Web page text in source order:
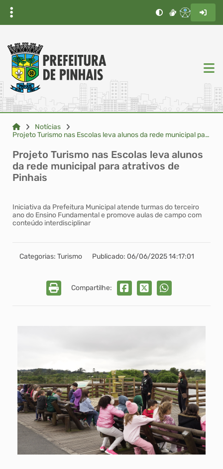
Notícias
Projeto Turismo nas Escolas leva alunos da rede municipal para atrativos de Pinhais
Projeto Turismo nas Escolas leva alunos
da rede municipal para atrativos de
Pinhais
Iniciativa da Prefeitura Municipal atende turmas do terceiro
ano do Ensino Fundamental e promove aulas de campo com
conteúdo interdisciplinar
Categorias: Turismo Publicado: 06/06/2025 14:17:01
Compartilhe: